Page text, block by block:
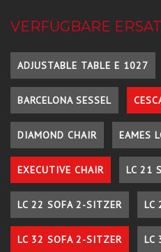
VERFÜGBARE
ADJUSTABLE TABLE E 1027
BARCELONA SESSEL
DIAMOND CHAIR EAMES
EXECUTIVE CHAIR LC 21
LC 22 SOFA 2-SITZER LC
LC 32 SOFA 2-SITZER LC